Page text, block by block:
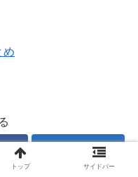
め
はてブ
トップ サイドバー